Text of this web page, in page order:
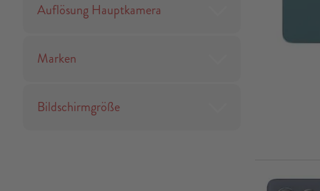
Auflösung Hauptkamera
Marken
Bildschirmgröße